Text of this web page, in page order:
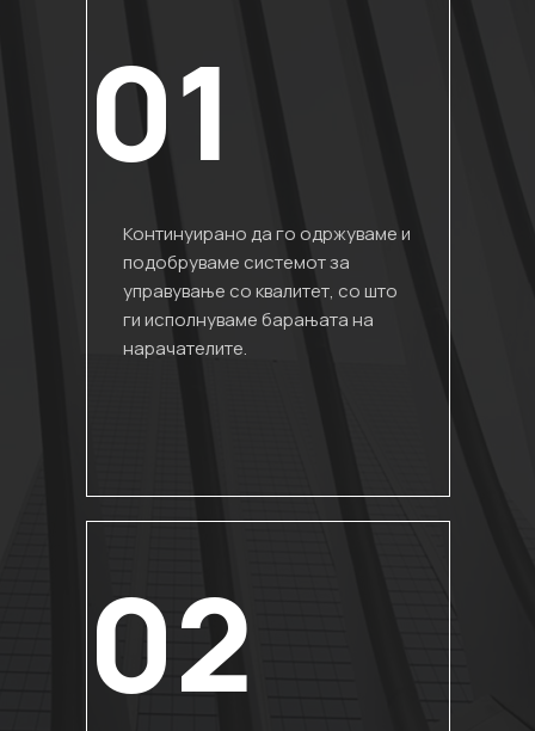
01
Континуирано да го одржуваме и
подобруваме системот за
управување со квалитет, со што
ги исполнуваме барањата на
нарачателите.
02